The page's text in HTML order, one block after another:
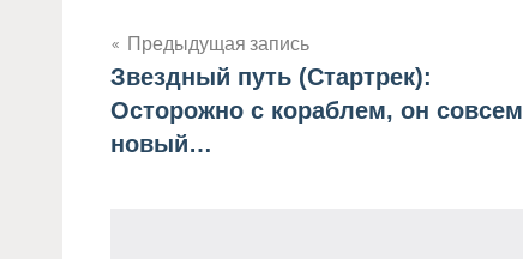
Навигация
по
Предыдущая запись
Звездный путь (Стартрек):
Осторожно с кораблем, он совсем
новый…